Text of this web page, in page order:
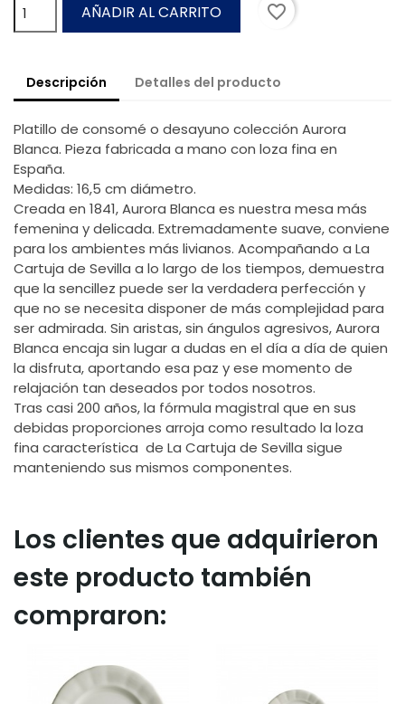
AÑADIR AL CARRITO favorite_border
Descripción Detalles del producto
Platillo de consomé o desayuno colección Aurora
Blanca. Pieza fabricada a mano con loza fina en
España.
Medidas: 16,5 cm diámetro.
Creada en 1841, Aurora Blanca es nuestra mesa más
femenina y delicada. Extremadamente suave, conviene
para los ambientes más livianos. Acompañando a La
Cartuja de Sevilla a lo largo de los tiempos, demuestra
que la sencillez puede ser la verdadera perfección y
que no se necesita disponer de más complejidad para
ser admirada. Sin aristas, sin ángulos agresivos, Aurora
Blanca encaja sin lugar a dudas en el día a día de quien
la disfruta, aportando esa paz y ese momento de
relajación tan deseados por todos nosotros.
Tras casi 200 años, la fórmula magistral que en sus
debidas proporciones arroja como resultado la loza
fina característica de La Cartuja de Sevilla sigue
manteniendo sus mismos componentes.
Los clientes que adquirieron
este producto también
compraron: